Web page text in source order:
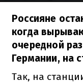
Россияне
когда
очередной
Германии, на
Так, на